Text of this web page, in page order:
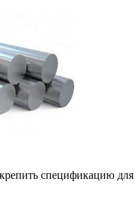
спецификацию для